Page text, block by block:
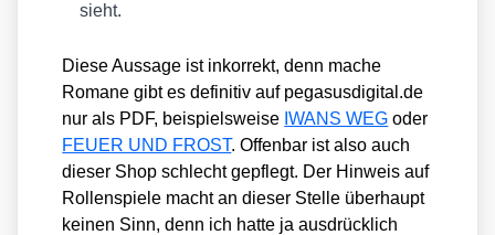
sieht.
Die­se Aus­sa­ge ist inkor­rekt, denn mache
Roma­ne gibt es defi­ni­tiv auf pega​sus​di​gi​tal​.de
nur als PDF, bei­spiels­wei­se IWANS WEG oder
FEUER UND FROST. Offen­bar ist also auch
die­ser Shop schlecht gepflegt. Der Hin­weis auf
Rol­len­spie­le macht an die­ser Stel­le über­haupt
kei­nen Sinn, denn ich hat­te ja aus­drück­lich